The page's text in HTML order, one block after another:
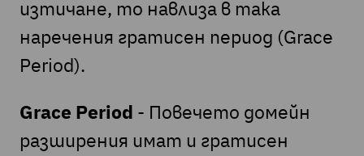
изтичане, то навлиза в така
наречения гратисен период (Grace
Period).
Grace Period - Повечето домейн
разширения имат и гратисен